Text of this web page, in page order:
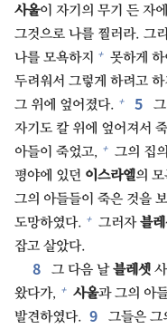
사울이 자기의 무기 든 자
그것으로 나를 찔러라. 그
나를 모욕하지 + 못하게
두려워서 그렇게 하려고
그 위에 엎어졌다. + 5⁠
자기도 칼 위에 엎어져서
아들이 죽었고, + 그의 집
평야에 있던 이스라엘의
그의 아들들이 죽은 것을
도망하였다. + 그러자블
잡고 살았다.
8⁠ 그 다음 날블레셋
왔다가, + 사울과 그의 아
발견하였다. 9⁠ 그들은 그